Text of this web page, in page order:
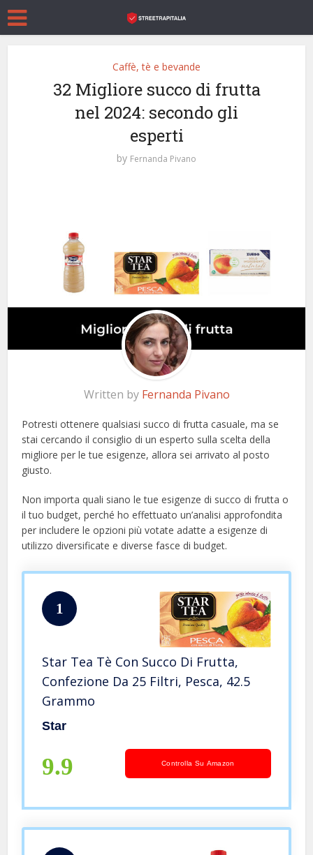
Caffè, tè e bevande
32 Migliore succo di frutta
nel 2024: secondo gli
esperti
by Fernanda Pivano
Written by Fernanda Pivano
Potresti ottenere qualsiasi succo di frutta casuale, ma se
stai cercando il consiglio di un esperto sulla scelta della
migliore per le tue esigenze, allora sei arrivato al posto
giusto.
Non importa quali siano le tue esigenze di succo di frutta o
il tuo budget, perché ho effettuato un’analisi approfondita
per includere le opzioni più votate adatte a esigenze di
utilizzo diversificate e diverse fasce di budget.
1
Star Tea Tè Con Succo Di Frutta,
Confezione Da 25 Filtri, Pesca, 42.5
Grammo
Star
9.9 Controlla Su Amazon